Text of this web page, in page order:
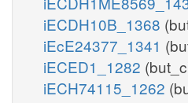
iECDH10B_1368
iEcE24377_1341
iECED1_1282
iECH74115_1262